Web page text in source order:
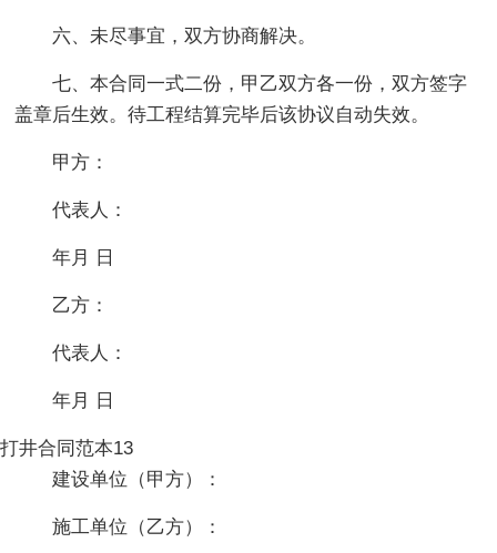
六、未尽事宜，双方协商解决。
七、本合同一式二份，甲乙双方各一份，双方签字
盖章后生效。待工程结算完毕后该协议自动失效。
甲方：
代表人：
年月 日
乙方：
代表人：
年月 日
打井合同范本13
建设单位（甲方）：
施工单位（乙方）：